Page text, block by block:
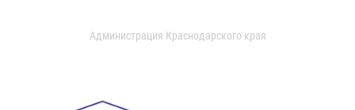
Администрация Краснодарского края